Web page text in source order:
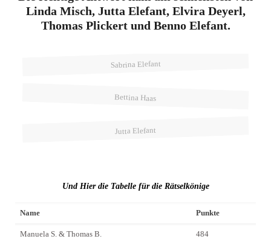
Linda Misch, Jutta Elefant, Elvira Deyerl,
Thomas Plickert und Benno Elefant.
Sabrina Elefant
Bettina Haas
Jutta Elefant
Und Hier die Tabelle für die Rätselkönige
Name Punkte
Manuela S. & Thomas B. 484